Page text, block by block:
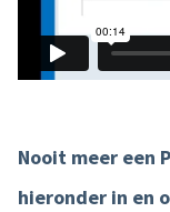
Nooit meer een
hieronder in en